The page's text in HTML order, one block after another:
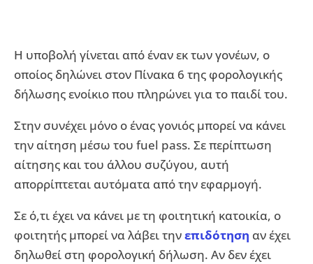
Η υποβολή γίνεται από έναν εκ των γονέων, ο
οποίος δηλώνει στον Πίνακα 6 της φορολογικής
δήλωσης ενοίκιο που πληρώνει για το παιδί του.
Στην συνέχει μόνο ο ένας γονιός μπορεί να κάνει
την αίτηση μέσω του fuel pass. Σε περίπτωση
αίτησης και του άλλου συζύγου, αυτή
απορρίπτεται αυτόματα από την εφαρμογή.
Σε ό,τι έχει να κάνει με τη φοιτητική κατοικία, ο
φοιτητής μπορεί να λάβει τηνεπιδότηση αν έχει
δηλωθεί στη φορολογική δήλωση. Αν δεν έχει